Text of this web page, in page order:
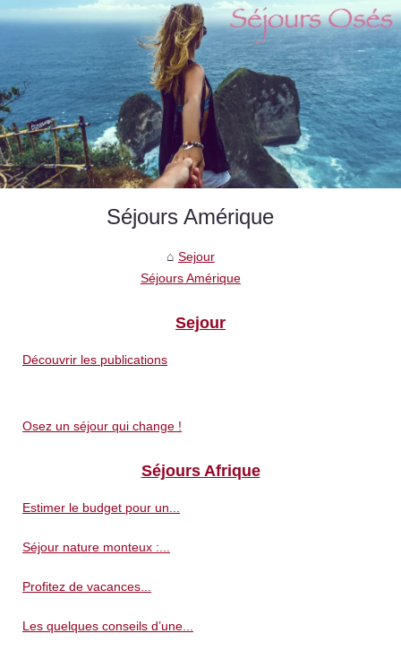
Séjours Amérique
Sejour
Séjours Amérique
Sejour
Découvrir les publications
Osez un séjour qui change !
Séjours Afrique
Estimer le budget pour un...
Séjour nature monteux :...
Profitez de vacances...
Les quelques conseils d’une...